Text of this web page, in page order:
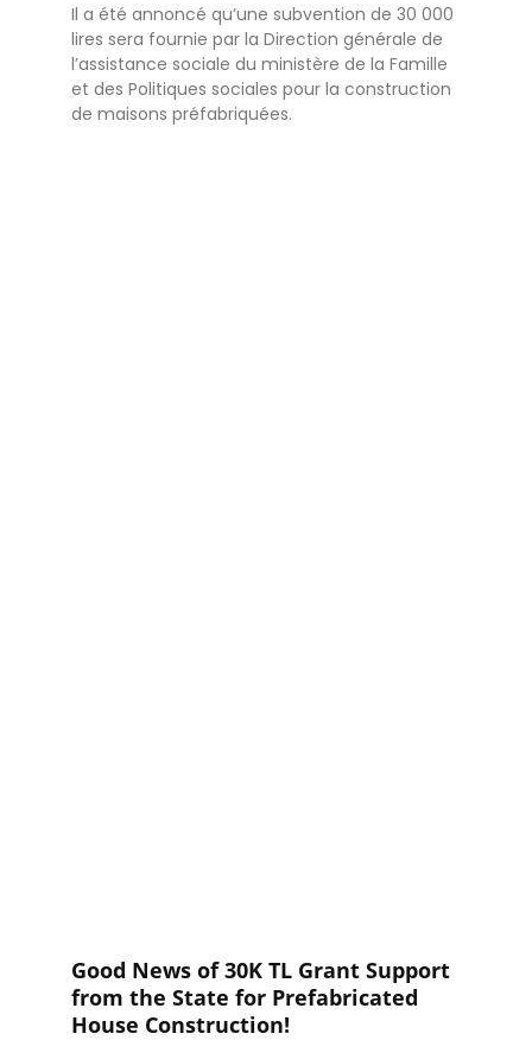
Il a été annoncé qu’une subvention de 30 000
lires sera fournie par la Direction générale de
l’assistance sociale du ministère de la Famille
et des Politiques sociales pour la construction
de maisons préfabriquées.
Good News of 30K TL Grant Support
from the State for Prefabricated
House Construction!